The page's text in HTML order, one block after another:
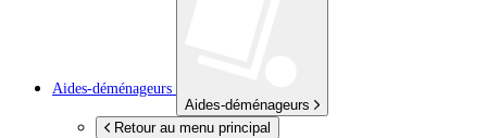
Aides-déménageurs
Aides-déménageurs
Retour au menu principal